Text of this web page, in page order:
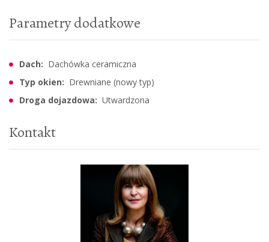
Parametry dodatkowe
Dach: Dachówka ceramiczna
Typ okien: Drewniane (nowy typ)
Droga dojazdowa: Utwardzona
Kontakt